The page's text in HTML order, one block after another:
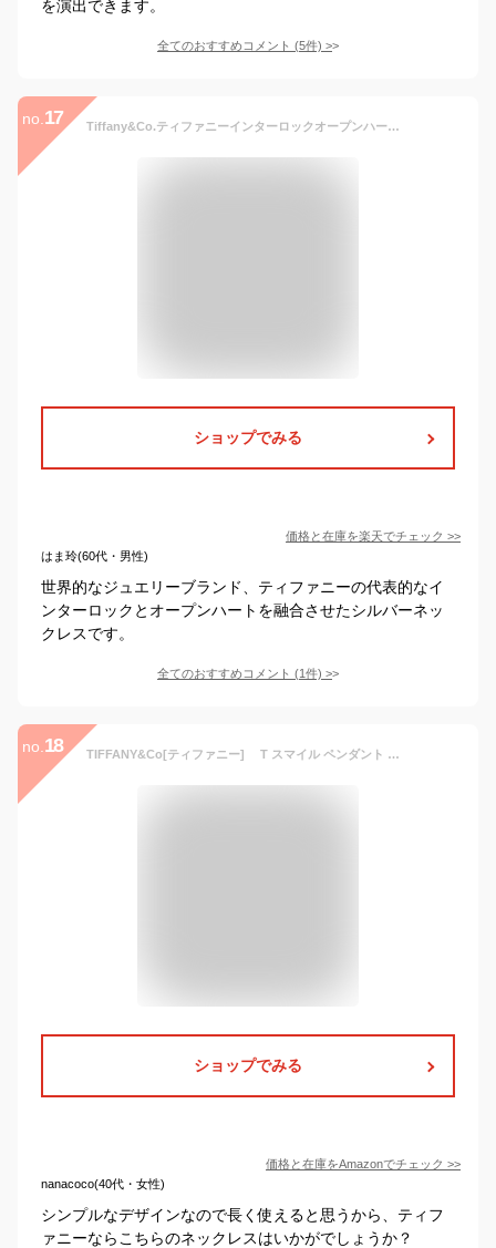
を演出できます。
全てのおすすめコメント (5件) >
no. 17 Tiffany&Co.ティファニーインターロックオープンハートロッククリスタルミニ×スターリングシルバーペンダントネックレス シルバーチェーンインターロッキング エルサペレッティ アクセサリー 925PENDANT NECKLACE Elsa Peretti
ショップでみる
価格と在庫を楽天でチェック >>
はま玲(60代・男性)
世界的なジュエリーブランド、ティファニーの代表的なイ
ンターロックとオープンハートを融合させたシルバーネッ
クレスです。
全てのおすすめコメント (1件) >
no. 18 TIFFANY&Co[ティファニー] T スマイル ペンダント [tp1130] 並行輸入品 [並行輸入品]
ショップでみる
価格と在庫をAmazonでチェック >>
nanacoco(40代・女性)
シンプルなデザインなので長く使えると思うから、ティフ
ァニーならこちらのネックレスはいかがでしょうか？